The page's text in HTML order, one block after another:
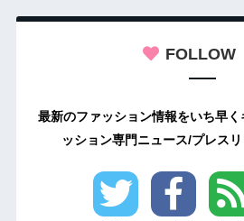
FOLLOW
最新のファッション情報をいち早
ッション専門ニュース/プレス